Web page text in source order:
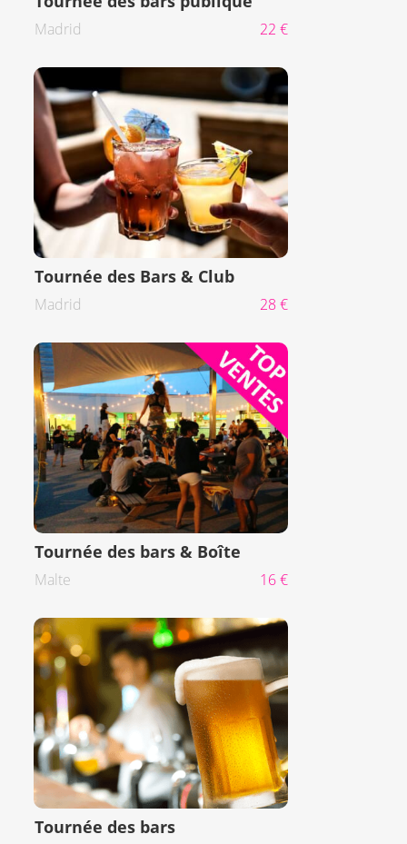
Madrid 22 €
Tournée des Bars & Club
Madrid 28 €
Tournée des bars & Boîte
Malte 16 €
Tournée des bars